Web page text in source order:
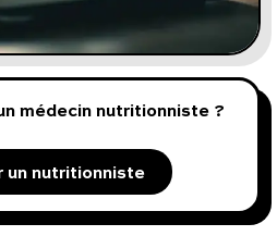
:
médecin
médecin nutritionniste ?
un nutritionniste